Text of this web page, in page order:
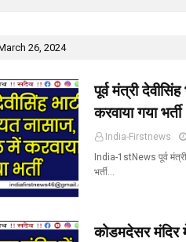
26, 2024
पूर्व मंत्री
करवाया गया भर्ती
India-Firstnews
India-1stNews पूर्व
भर्ती…
कोडमदेसर मंदिर